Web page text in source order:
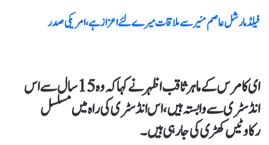
فیلڈمارشل عاصم منیرسے ملاقات میرے لئےاعزازہے،امریکی صدر
ای کامرس کے ماہر ثاقب اظہر نے کہاکہ وہ 15 سال سے اس
انڈسٹری سے وابستہ ہیں، اس انڈسٹری کی راہ میں مسلسل
رکاوٹیں کھڑی کی جا رہی ہیں۔